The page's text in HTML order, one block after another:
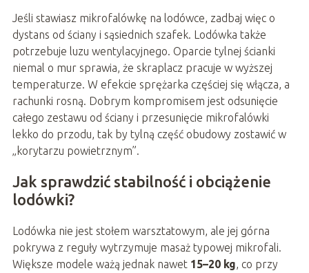
Jeśli stawiasz mikrofalówkę na lodówce, zadbaj więc o
dystans od ściany i sąsiednich szafek. Lodówka także
potrzebuje luzu wentylacyjnego. Oparcie tylnej ścianki
niemal o mur sprawia, że skraplacz pracuje w wyższej
temperaturze. W efekcie sprężarka częściej się włącza, a
rachunki rosną. Dobrym kompromisem jest odsunięcie
całego zestawu od ściany i przesunięcie mikrofalówki
lekko do przodu, tak by tylną część obudowy zostawić w
„korytarzu powietrznym”.
Jak sprawdzić stabilność i obciążenie
lodówki?
Lodówka nie jest stołem warsztatowym, ale jej górna
pokrywa z reguły wytrzymuje masaż typowej mikrofali.
Większe modele ważą jednak nawet 15–20 kg, co przy